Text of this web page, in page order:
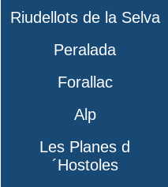
Riudellots de la Selva
Peralada
Forallac
Alp
Les Planes d
´Hostoles